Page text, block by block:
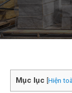
Mục lục [Hiện